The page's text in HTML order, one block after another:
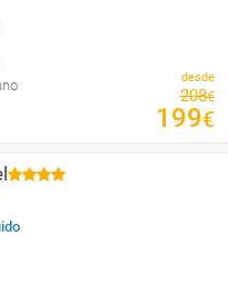
desde
208€
199€